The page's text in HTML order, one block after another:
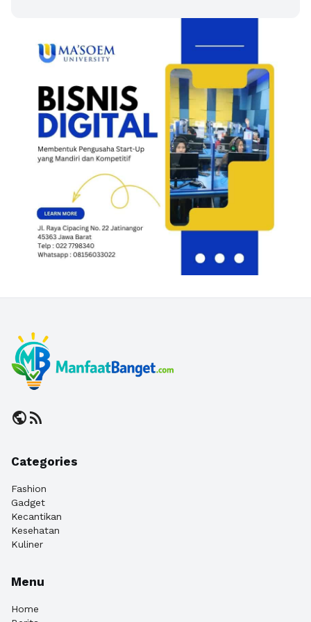
publicrss_feed
Categories
Fashion
Gadget
Kecantikan
Kesehatan
Kuliner
Menu
Home